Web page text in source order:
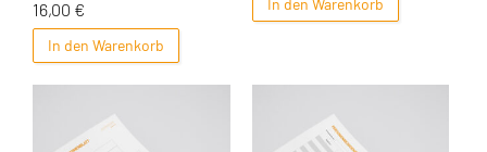
16,00 €
In den Warenkorb
In den Warenkorb